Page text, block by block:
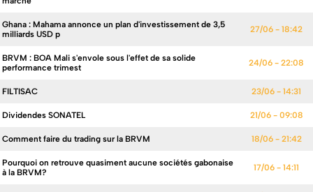
Ghana : Mahama annonce un plan d'investissement de 3,5
milliards USD p
27/06 - 18:42
BRVM : BOA Mali s'envole sous l'effet de sa solide
performance trimest
24/06 - 22:08
FILTISAC 23/06 - 14:31
Dividendes SONATEL 21/06 - 09:08
Comment faire du trading sur la BRVM 18/06 - 21:42
Pourquoi on retrouve quasiment aucune sociétés gabonaise
à la BRVM?
17/06 - 14:11